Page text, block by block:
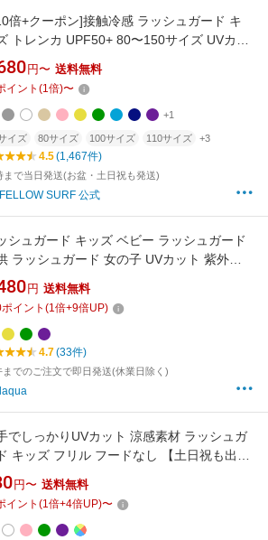
倍+クーポン]接触冷感 ラッシュガード キ
トレンカ UPF50+ 80〜150サイズ UVカッ
％ ラッシュトレンカ マリンカ 子供 ベビー
無地 HEAZEL 紫外線対策 日焼け対策
RT3
円〜 送料無料
イント (1倍)〜
+1
イズ 80サイズ 100サイズ 110サイズ +3
4.5(1,467件)
まで当日発送(お盆・土日祝も発送)
FELLOW SURF 公式
シュガード キッズ ベビー ラッシュガード
ラッシュガード 女の子 UVカット 紫外線
フードなしラッシュガード 100 110 120
140 サイズ 送料無料 かわいい 女の子水着
水着 学校用 幼稚園 保育園 アースカラー
円 送料無料
ポイント (1倍+9倍UP)
4.7(33件)
までのご注文で即日発送(休業日除く)
laqua
でしっかりUVカット 涼感素材 ラッシュガ
キッズ フリル フードなし 【土日祝も出
≪365日品質保証≫ 全色UVカット率
％↑ uvパーカー 水着 ベビー キッズ 男の子
子 レディース メンズ の サーフパンツ や
ンカ マリンシューズ スクール水着 リンネ
円〜 送料無料
イント (1倍+4倍UP)〜